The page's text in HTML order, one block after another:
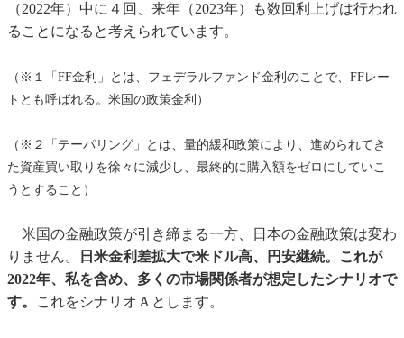
（2022年）中に４回、来年（2023年）も数回利上げは行われ
ることになると考えられています。
（※１「FF金利」とは、フェデラルファンド金利のことで、FFレー
トとも呼ばれる。米国の政策金利）
（※２「テーパリング」とは、量的緩和政策により、進められてき
た資産買い取りを徐々に減少し、最終的に購入額をゼロにしていこ
うとすること）
米国の金融政策が引き締まる一方、日本の金融政策は変わ
りません。
日米金利差拡大で米ドル高、円安継続。これが
2022年、私を含め、多くの市場関係者が想定したシナリオで
す。
これをシナリオＡとします。